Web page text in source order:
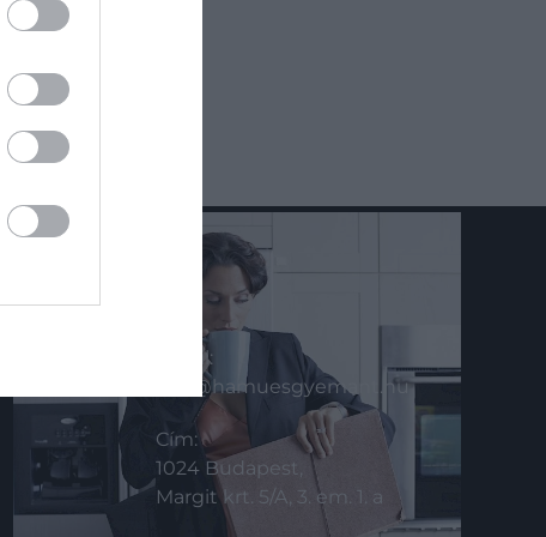
KAPCSOLAT
Email:
info@hamuesgyemant.hu
Cím:
1024 Budapest,
Margit krt. 5/A, 3. em. 1. a